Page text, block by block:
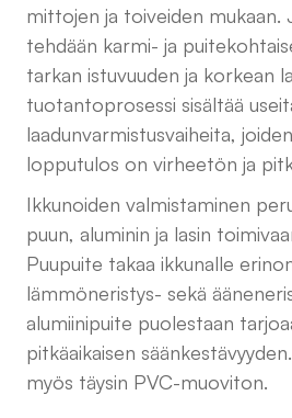
mittojen ja toiveiden mukaan.
tehdään karmi- ja
tarkan istuvuuden ja korkean
tuotantoprosessi sisältää
laadunvarmistusvaiheita,
lopputulos on virheetön ja
Ikkunoiden valmistaminen
puun, aluminin ja lasin
Puupuite takaa ikkunalle
lämmöneristys- sekä
alumiinipuite puolestaan
pitkäaikaisen
myös täysin PVC-muoviton.